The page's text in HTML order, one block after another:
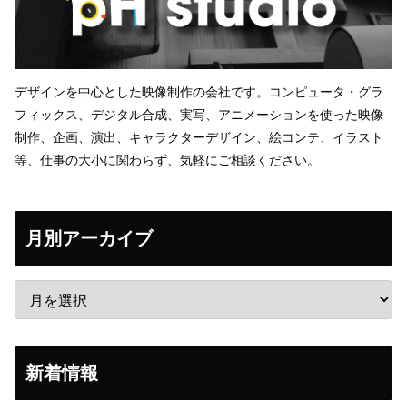
デザインを中心とした映像制作の会社です。コンピュータ・グラ
フィックス、デジタル合成、実写、アニメーションを使った映像
制作、企画、演出、キャラクターデザイン、絵コンテ、イラスト
等、仕事の大小に関わらず、気軽にご相談ください。
月別アーカイブ
新着情報